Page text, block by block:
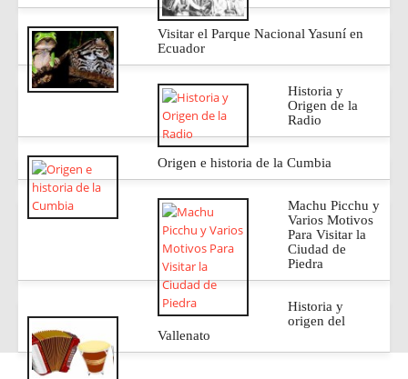
Visitar el Parque Nacional Yasuní en
Ecuador
Historia y
Origen de la
Radio
Origen e historia de la Cumbia
Machu Picchu y
Varios Motivos
Para Visitar la
Ciudad de
Piedra
Historia y
origen del
Vallenato